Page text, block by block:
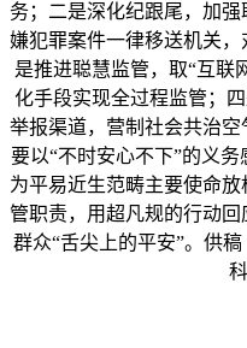
务；二是深化纪跟尾，加
嫌犯罪案件一律移送机关
是推进聪慧监管，取“互联
化手段实现全过程监管；
举报渠道，营制社会共治
要以“不时安心不下”的义
为平易近生范畴主要使命
管职责，用超凡规的行动
群众“舌尖上的平安”。供